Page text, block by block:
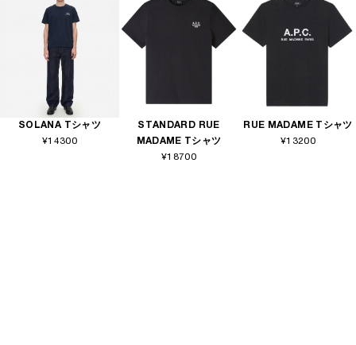
SOLANA Tシャツ
¥14300
STANDARD RUE
MADAME Tシャツ
¥18700
RUE MADAME Tシャツ
¥13200